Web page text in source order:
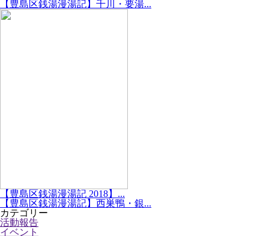
【豊島区銭湯漫湯記】千川・要湯...
【豊島区銭湯漫湯記 2018】...
【豊島区銭湯漫湯記】西巣鴨・銀...
カテゴリー
活動報告
イベント